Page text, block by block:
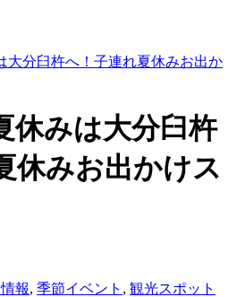
大分臼杵へ！子連れ夏休みお出か
休みは大分臼杵
休みお出かけス
報, 季節イベント , 観光スポット